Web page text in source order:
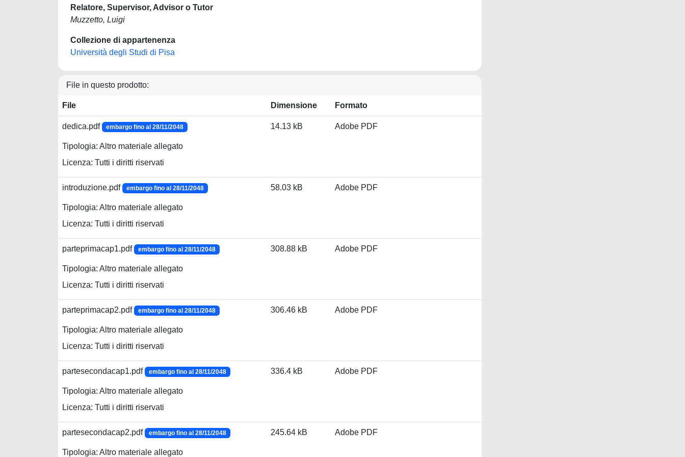
Relatore, Supervisor, Advisor o Tutor
Muzzetto, Luigi
Collezione di appartenenza
Università degli Studi di Pisa
File in questo prodotto:
File Dimensione Formato
dedica.pdf embargo fino al 28/11/2048
Tipologia: Altro materiale allegato
Licenza: Tutti i diritti riservati
14.13 kB Adobe PDF
introduzione.pdf embargo fino al 28/11/2048
Tipologia: Altro materiale allegato
Licenza: Tutti i diritti riservati
58.03 kB Adobe PDF
parteprimacap1.pdf embargo fino al 28/11/2048
Tipologia: Altro materiale allegato
Licenza: Tutti i diritti riservati
308.88 kB Adobe PDF
parteprimacap2.pdf embargo fino al 28/11/2048
Tipologia: Altro materiale allegato
Licenza: Tutti i diritti riservati
306.46 kB Adobe PDF
partesecondacap1.pdf embargo fino al 28/11/2048
Tipologia: Altro materiale allegato
Licenza: Tutti i diritti riservati
336.4 kB Adobe PDF
partesecondacap2.pdf embargo fino al 28/11/2048
Tipologia: Altro materiale allegato
245.64 kB Adobe PDF